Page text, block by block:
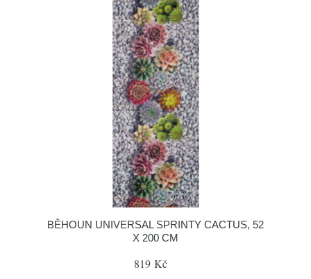
BĚHOUN UNIVERSAL SPRINTY CACTUS, 52
X 200 CM
819 Kč